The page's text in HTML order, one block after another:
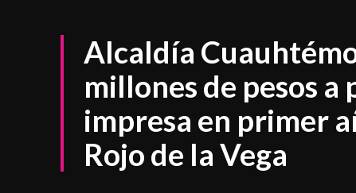
Alcaldía
millones de pesos a
impresa en primer
Rojo de la Vega